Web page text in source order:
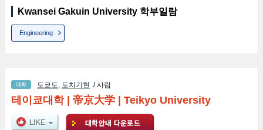
Kwansei Gakuin University 학부일람
Engineering
도쿄도, 도치기현 / 사립
테이쿄대학| 帝京大学| Teikyo University